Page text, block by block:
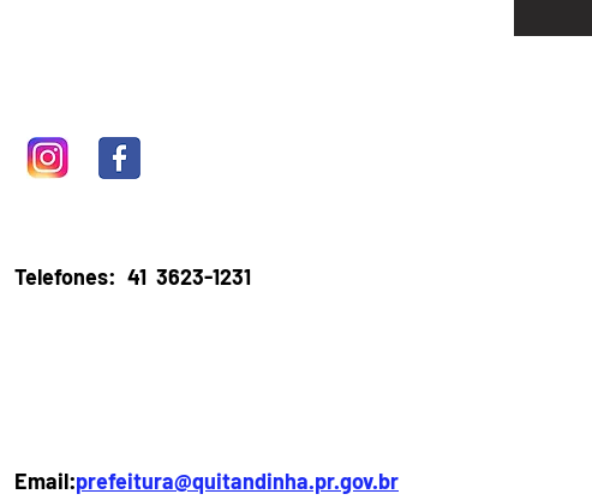
Telefones: 41 3623-1231
Email:prefeitura@quitandinha.pr.gov.br